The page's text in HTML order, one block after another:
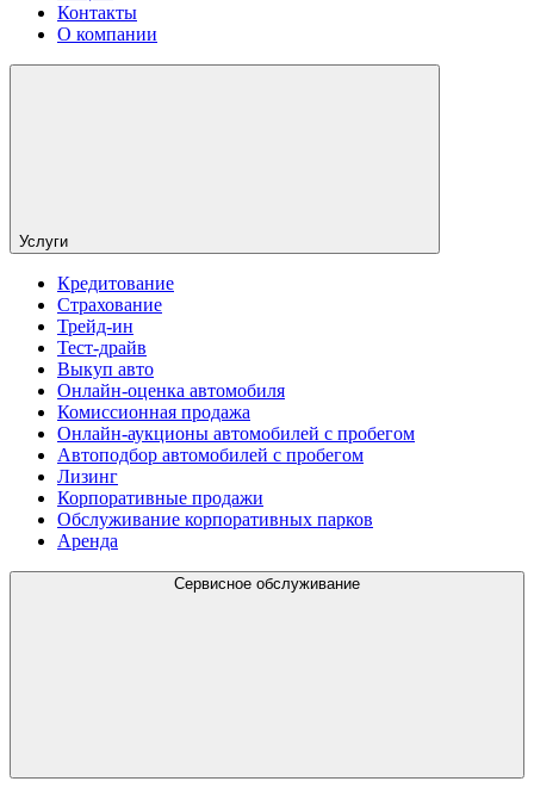
Контакты
О компании
Услуги
Кредитование
Страхование
Трейд-ин
Тест-драйв
Выкуп авто
Онлайн-оценка автомобиля
Комиссионная продажа
Онлайн-аукционы автомобилей с пробегом
Автоподбор автомобилей с пробегом
Лизинг
Корпоративные продажи
Обслуживание корпоративных парков
Аренда
Сервисное обслуживание